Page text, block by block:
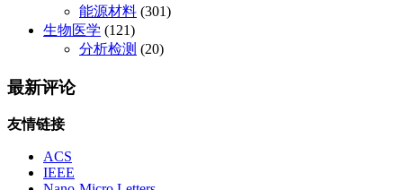
能源材料 (301)
生物医学 (121)
分析检测 (20)
最新评论
友情链接
ACS
IEEE